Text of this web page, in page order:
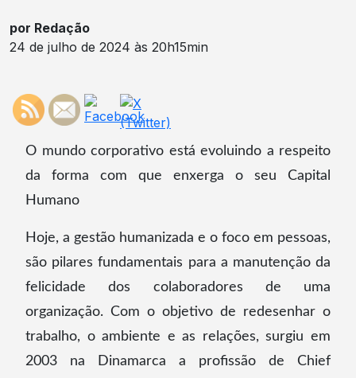
por Redação
24 de julho de 2024 às 20h15min
O mundo corporativo está evoluindo a respeito
da forma com que enxerga o seu Capital
Humano
Hoje, a gestão humanizada e o foco em pessoas,
são pilares fundamentais para a manutenção da
felicidade dos colaboradores de uma
organização. Com o objetivo de redesenhar o
trabalho, o ambiente e as relações, surgiu em
2003 na Dinamarca a profissão de Chief